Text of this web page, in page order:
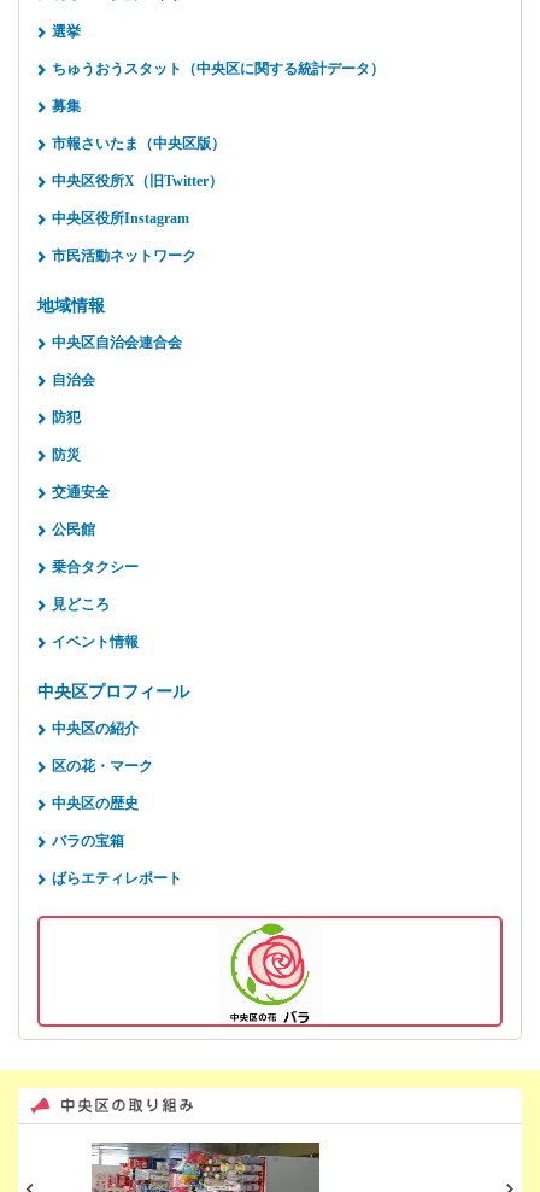
選挙
ちゅうおうスタット（中央区に関する統計データ）
募集
市報さいたま（中央区版）
中央区役所X（旧Twitter）
中央区役所Instagram
市民活動ネットワーク
地域情報
中央区自治会連合会
自治会
防犯
防災
交通安全
公民館
乗合タクシー
見どころ
イベント情報
中央区プロフィール
中央区の紹介
区の花・マーク
中央区の歴史
バラの宝箱
ばらエティレポート